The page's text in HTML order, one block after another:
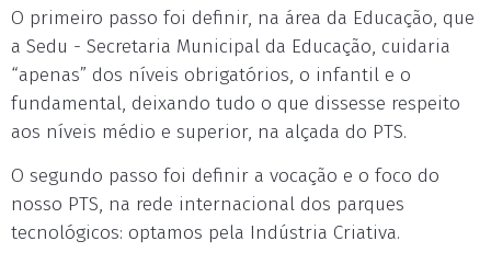
O primeiro passo foi definir, na área da Educação, que
a Sedu - Secretaria Municipal da Educação, cuidaria
“apenas” dos níveis obrigatórios, o infantil e o
fundamental, deixando tudo o que dissesse respeito
aos níveis médio e superior, na alçada do PTS.
O segundo passo foi definir a vocação e o foco do
nosso PTS, na rede internacional dos parques
tecnológicos: optamos pela Indústria Criativa.